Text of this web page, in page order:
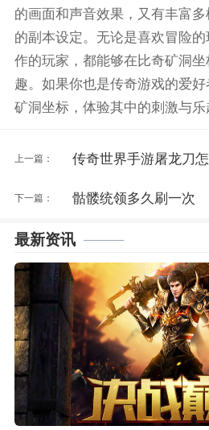
的画面和声音效果，又有丰富
的副本设定。无论是喜欢冒险
作的玩家，都能够在比奇矿洞
趣。如果你也是传奇游戏的爱
矿洞坐标，体验其中的刺激与乐
上一篇： 传奇世界手游屠龙刀
下一篇： 骷髅统领多久刷一次
最新资讯